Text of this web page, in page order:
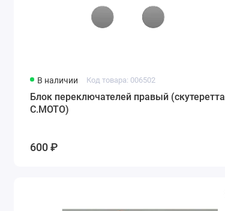
В наличии Код товара: 006502
Блок переключателей правый (скутеретта
С.МОТО)
600 ₽